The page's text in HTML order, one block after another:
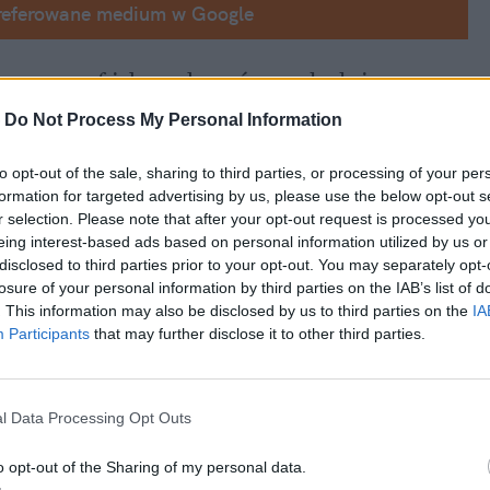
Do Not Process My Personal Information
opt-out of the sale, sharing to third parties, or processing of your
for targeted advertising by us, please use the below opt-out
selection. Please note that after your opt-out request is processed
interest-based ads based on personal information utilized by us
to third parties prior to your opt-out. You may separately
of your personal information by third parties on the IAB’s list of
This information may also be disclosed by us to third parties on the
Participants that may further disclose it to other third parties.
Data Processing Opt Outs
opt-out of the Sharing of my personal data.
medium w Google
szef ich rządu znów znalazł się w
Francji Emmanuela Macrona i
chętnych, która obiecała Ukrainie
"Osiągnęliśmy punkt zwrotny w